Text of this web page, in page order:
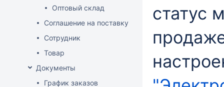
Оптовый склад
Соглашение на поставку
Сотрудник
Товар
Документы
График заказов
статус